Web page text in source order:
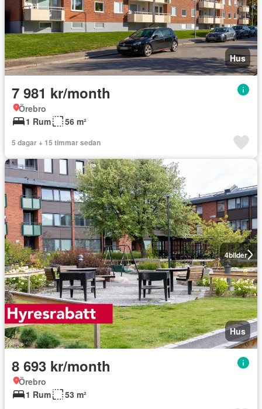
Hus
7 981 kr/month
Örebro
1 Rum
56 m²
5 dagar + 15 timmar sedan
4bilder
Hus
8 693 kr/month
Örebro
1 Rum
53 m²